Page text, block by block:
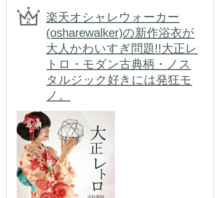
楽天オシャレウォーカー
(osharewalker)の新作浴衣が
大人かわいすぎ問題!!大正レ
トロ・モダン古典柄・ノス
タルジック好きには発狂モ
ノ。